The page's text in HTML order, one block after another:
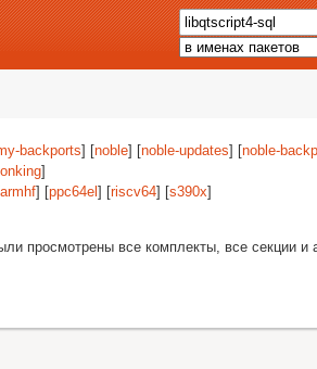
backports] [noble] [noble-updates] [noble-
]
armhf] [ppc64el ] [riscv64] [s390x]
просмотрены все комплекты, все секции и